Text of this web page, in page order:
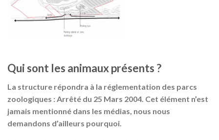
Qui sont les animaux présents ?
La structure répondra à la réglementation des parcs
zoologiques : Arrêté du 25 Mars 2004. Cet élément n’est
jamais mentionné dans les médias, nous nous
demandons d’ailleurs pourquoi.